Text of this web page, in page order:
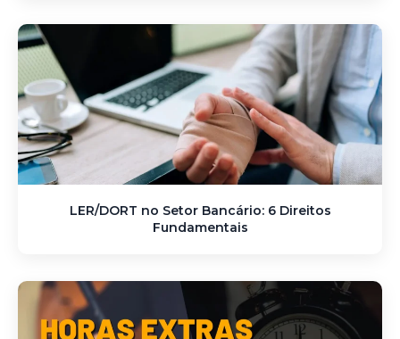
LER/DORT no Setor Bancário: 6 Direitos
Fundamentais